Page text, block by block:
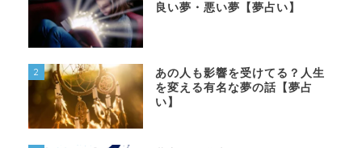
良い夢・悪い夢【夢占い】
2
あの人も影響を受けてる？人生
を変える有名な夢の話【夢占
い】